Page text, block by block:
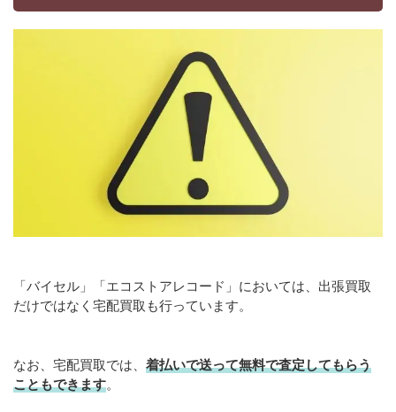
「バイセル」「エコストアレコード」においては、出張買取
だけではなく宅配買取も行っています。
なお、宅配買取では、 着払いで送って無料で査定してもらう
こともできます。